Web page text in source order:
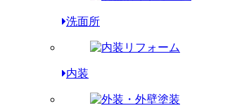
洗面所
内装